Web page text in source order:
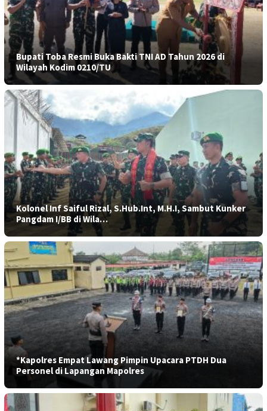
Bupati Toba Resmi Buka Bakti TNI AD Tahun 2026 di
Wilayah Kodim 0210/TU
Kolonel Inf Saiful Rizal, S.Hub.Int, M.H.I, Sambut Kunker
Pangdam I/BB di Wila…
*Kapolres Empat Lawang Pimpin Upacara PTDH Dua
Personel di Lapangan Mapolres